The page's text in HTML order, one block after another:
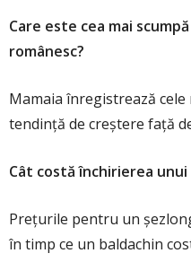
Care este cea mai
românesc?
Mamaia înregistrează
tendință de creștere față
Cât costă închirierea
Prețurile pentru un
în timp ce un baldachin